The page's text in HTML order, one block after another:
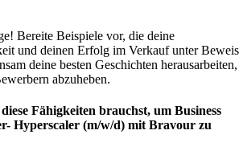
Bereite Beispiele vor, die deine
und deinen Erfolg im Verkauf unter Beweis
deine besten Geschichten herausarbeiten,
abzuheben.
Fähigkeiten brauchst, um Business
Hyperscaler (m/w/d) mit Bravour zu